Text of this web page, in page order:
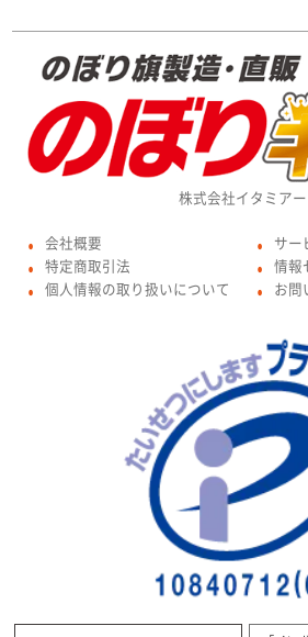
株式会社イタミア
● 会社概要
● 特定商取引法
● 個人情報の取り扱いについて
● サー
● 情報
● お問